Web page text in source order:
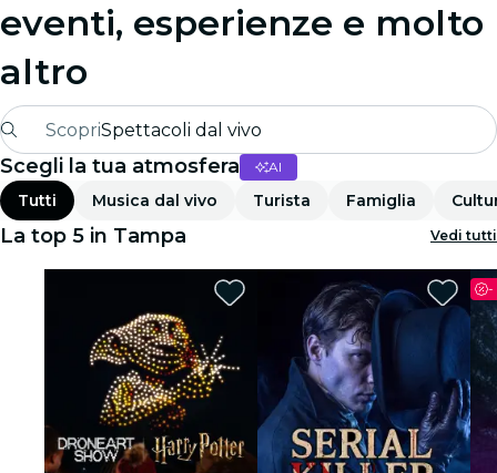
eventi, esperienze e molto
altro
ScopriSpettacoli dal vivo
Madrid
Candlelight
Londra
Esperienze e città
San Paolo
Mostre
Scegli la tua atmosfera AI
Tutti Musica dal vivo Turista Famiglia
La top 5 in Tampa Vedi tutti
-